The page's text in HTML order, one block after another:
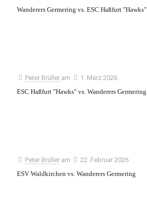
Wanderers Germering vs. ESC Haßfurt "Hawks"
Peter Brüller am
1. März 2026
ESC Haßfurt "Hawks" vs. Wanderers Germering
Peter Brüller am
22. Februar 2026
ESV Waldkirchen vs. Wanderers Germering